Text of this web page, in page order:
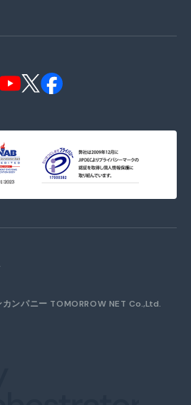
ンパニー TOMORROW NET Co.,Ltd.